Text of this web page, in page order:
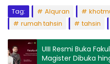
Tag: Alquran
rumah tahsin
tahsin
UIII Resmi Buka
Magister Dibuka